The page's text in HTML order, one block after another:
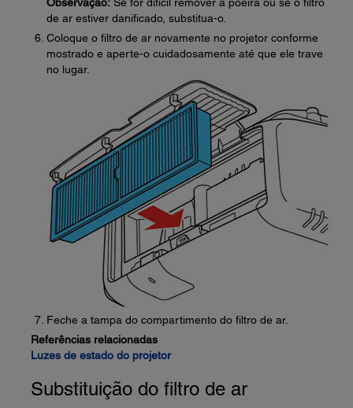
de ar estiver danificado, substitua-o.
Coloque o filtro de ar novamente no projetor conforme
mostrado e aperte-o cuidadosamente até que ele trave
no lugar.
Feche a tampa do compartimento do filtro de ar.
Referências relacionadas
Luzes de estado do projetor
Substituição do filtro de ar